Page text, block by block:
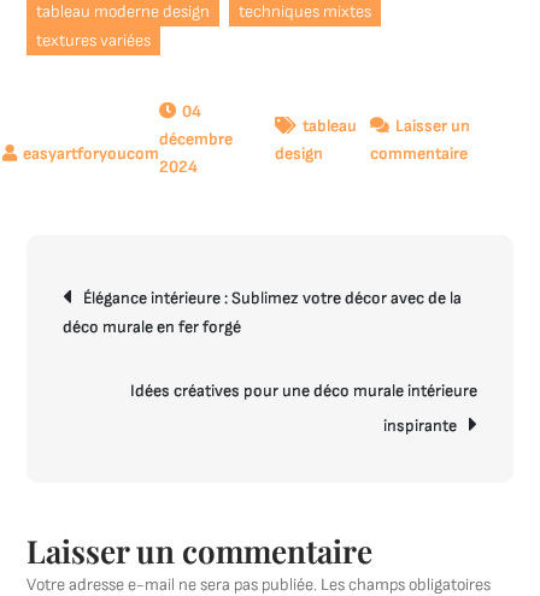
tableau moderne design
techniques mixtes
textures variées
04
décembre
2024
tableau
design
Laisser un
commentairesur
Moderne
Design
de
l’article
Élégance intérieure : Sublimez votre décor avec de la
déco murale en fer forgé
Idées créatives pour une déco murale intérieure
inspirante
Laisser un commentaire
Votre adresse e-mail ne sera pas publiée. Les champs obligatoires